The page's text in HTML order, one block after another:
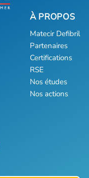
Matecir Defibril
Partenaires
Certifications
RSE
Nos études
Nos actions